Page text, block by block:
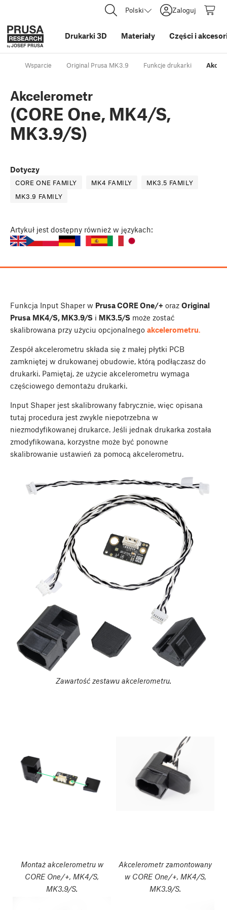
Polski Zaloguj
Drukarki 3D Materiały Części i
Wsparcie Original Prusa MK3.9 Funkcje drukarki
Akcelerometr
(CORE One, MK4/S,
MK3.9/S)
Dotyczy
CORE ONE FAMILY MK4 FAMILY
MK3.5 FAMILY
MK3.9 FAMILY
Artykuł jest dostępny również w językach:
Funkcja Input Shaper w Prusa CORE One/+ oraz Original
Prusa MK4/S, MK3.9/S i MK3.5/S może zostać
skalibrowana przy użyciu opcjonalnego akcelerometru.
Zespół akcelerometru składa się z małej płytki PCB
zamkniętej w drukowanej obudowie, którą podłączasz do
drukarki. Pamiętaj, że użycie akcelerometru wymaga
częściowego demontażu drukarki.
Input Shaper jest skalibrowany fabrycznie, więc opisana
tutaj procedura jest zwykle niepotrzebna w
niezmodyfikowanej drukarce. Jeśli jednak drukarka została
zmodyfikowana, korzystne może być ponowne
skalibrowanie ustawień za pomocą akcelerometru.
Zawartość zestawu akcelerometru.
Montaż akcelerometru w
CORE One/+, MK4/S,
MK3.9/S.
Akcelerometr zamontowany
w CORE One/+, MK4/S,
MK3.9/S.